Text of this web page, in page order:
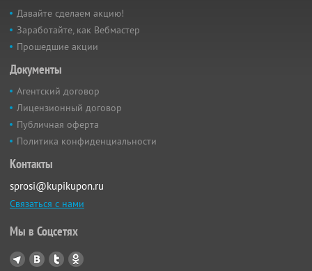
Давайте сделаем акцию!
Заработайте, как Вебмастер
Прошедшие акции
Документы
Агентский договор
Лицензионный договор
Публичная оферта
Политика конфиденциальности
Контакты
sprosi@kupikupon.ru
Связаться с нами
Мы в Соцсетях